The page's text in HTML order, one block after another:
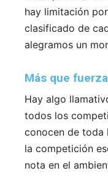
hay limitación
clasificado de
alegramos un
Más que
Hay algo
todos los
conocen de toda
la competición
nota en el